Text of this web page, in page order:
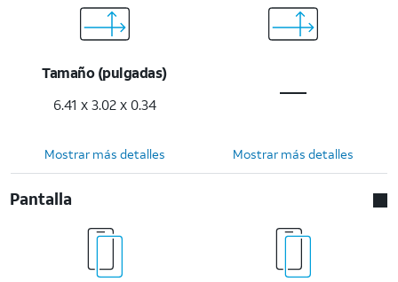
Tamaño (pulgadas)
6.41 x 3.02 x 0.34
Mostrar más detalles Mostrar más detalles
Pantalla